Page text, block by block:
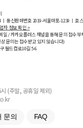
ㅣ 통신판매번호 2019-서울마포-1239 ㅣ 호
자 정보 확인 >
일 / 카카오플러스 채널을 통해 문의 접수
문의는 접수받고 있지 않습니다)
월드컵로10길5-6
(주말, 공휴일 제외)
문의 FAQ